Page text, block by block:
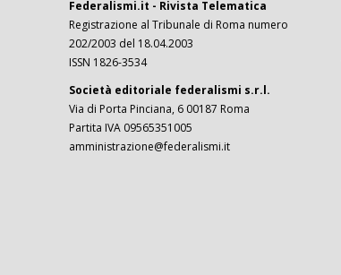
Federalismi.it - Rivista Telematica
Registrazione al Tribunale di Roma numero
202/2003 del 18.04.2003
ISSN 1826-3534
Società editoriale federalismi s.r.l.
Via di Porta Pinciana, 6 00187 Roma
Partita IVA 09565351005
amministrazione@federalismi.it